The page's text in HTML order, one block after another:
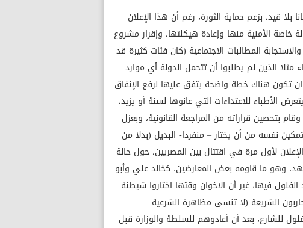
قيد، بزعم حماية الثورة، رغم أن هذا الإعلان
خاصة الأمنية منها وإعادة هيكلتها، وإقرار مشروع
المطالبات الاجتماعية (كان فئات كثيرة قد
الذين لم يطلبوا أن تتحمل الدولة أي موارد
تكون هناك خطة واضحة يتفق عليها لرفع الإنفاق
الأطباء للاعتداءات التي عانوها لسنة أو يزيد،
بتحصين قراراته من المراجعة القانونية، وبعزل
نفسه من أن يختار – منفردا- البديل (بدلا من
لأول مرة في اقتتال بين المصريين، حول حالة
وهو ما قاومه بعض المعارضين، كخالد علي وأبو
فيها، غير أن الاخوان وقتها اختاروا شيطنة
الشريعة (لا تنسى مظاهرة الشرعية
للشارع، بعد أن أعادوهم للسلطة والوزارة قبل